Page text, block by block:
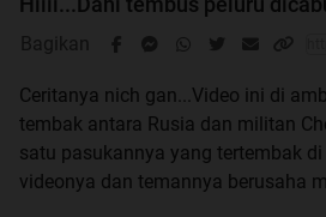
Bagikan
Ceritanya nich gan...Video ini di
tembak antara Rusia dan militan
satu pasukannya yang tertembak
videonya dan temannya berusaha